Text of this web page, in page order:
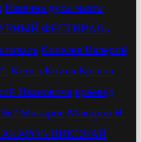
Извечна духа маята
ФЕСТИВАЛь
Киселев Валерий
Книга Книги Козлов
Ивановича краевед
№2 Макаров Макаров Н.
НИКОЛАЙ